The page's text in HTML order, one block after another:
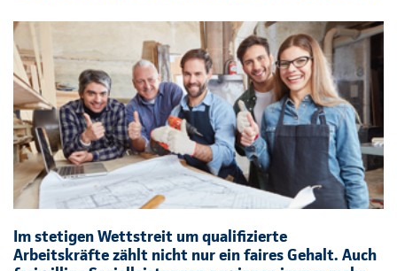
Im stetigen Wettstreit um qualifizierte
Arbeitskräfte zählt nicht nur ein faires Gehalt. Auch